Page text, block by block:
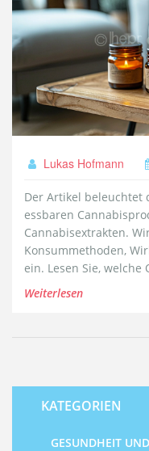
Lukas Hofmann
Der Artikel beleuchtet
essbaren
Cannabisextrakten.
Konsummethoden,
ein. Lesen Sie,
besten geeignet ist
Weiterlesen
KATEGORIEN
GESUNDHEIT